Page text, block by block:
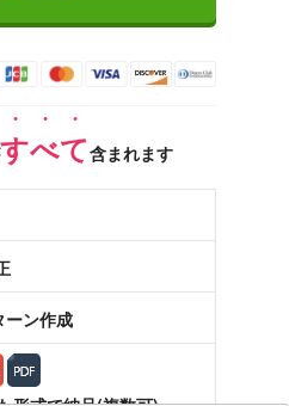
すべて含まれます
ーン作成